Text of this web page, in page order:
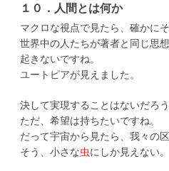
１０．人間とは何か
マクロな視点で見たら、確かに
世界中の人たちが著者と同じ思
起きないですね。
ユートピアが見えました。
決して実現することはないだろう
ただ、希望は持ちたいですね。
だって宇宙から見たら、我々の
そう、小さな虫にしか見えない。